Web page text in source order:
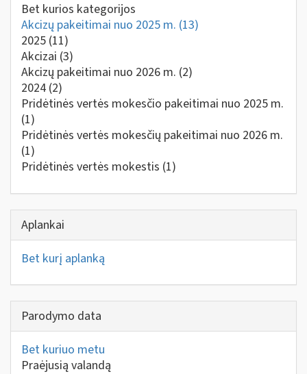
Bet kurios kategorijos
Akcizų pakeitimai nuo 2025 m. (13)
2025 (11)
Akcizai (3)
Akcizų pakeitimai nuo 2026 m. (2)
2024 (2)
Pridėtinės vertės mokesčio pakeitimai nuo 2025 m.
(1)
Pridėtinės vertės mokesčių pakeitimai nuo 2026 m.
(1)
Pridėtinės vertės mokestis (1)
Aplankai
Bet kurį aplanką
Parodymo data
Bet kuriuo metu
Praėjusią valandą